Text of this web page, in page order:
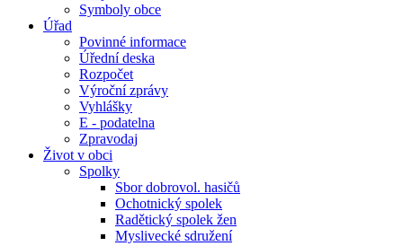
Symboly obce
Úřad
Povinné informace
Úřední deska
Rozpočet
Výroční zprávy
Vyhlášky
E - podatelna
Zpravodaj
Život v obci
Spolky
Sbor dobrovol. hasičů
Ochotnický spolek
Radětický spolek žen
Myslivecké sdružení